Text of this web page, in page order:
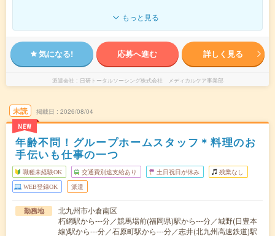
もっと見る
気になる! 応募へ進む 詳しく見る
派遣会社 日研トータルソーシング株式会社 メディカルケア事業部
未読
NEW
掲載日 2026/08/04
年齢不問！グループホームスタッフ＊料理のお
手伝いも仕事の一つ
職種未経験OK 交通費別途支給あり 土日祝日が休み 残業なし
WEB登録OK 派遣
勤務地
北九州市小倉南区
朽網駅から---分／競馬場前(福岡県)駅から---分／城野(日豊本
線)駅から---分／石原町駅から---分／志井(北九州高速鉄道)駅